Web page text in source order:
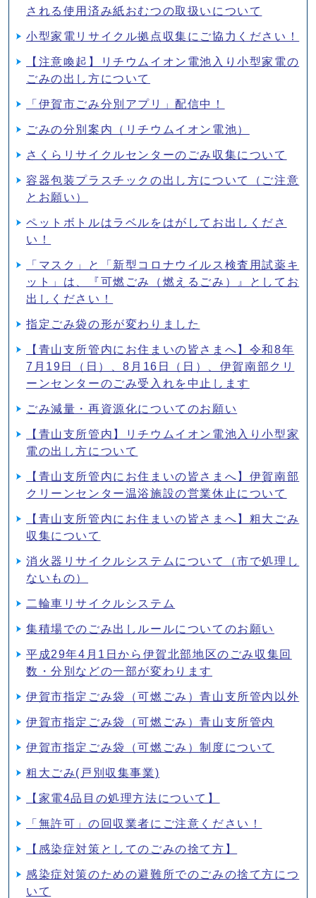
される使用済み紙おむつの取扱いについて
小型家電リサイクル拠点収集にご協力ください！
【注意喚起】リチウムイオン電池入り小型家電の
ごみの出し方について
「伊賀市ごみ分別アプリ」配信中！
ごみの分別案内（リチウムイオン電池）
さくらリサイクルセンターのごみ収集について
容器包装プラスチックの出し方について（ご注意
とお願い）
ペットボトルはラベルをはがしてお出しくださ
い！
「マスク」と「新型コロナウイルス検査用試薬キ
ット」は、『可燃ごみ（燃えるごみ）』としてお
出しください！
指定ごみ袋の形が変わりました
【青山支所管内にお住まいの皆さまへ】令和8年
7月19日（日）、8月16日（日）、伊賀南部クリ
ーンセンターのごみ受入れを中止します
ごみ減量・再資源化についてのお願い
【青山支所管内】リチウムイオン電池入り小型家
電の出し方について
【青山支所管内にお住まいの皆さまへ】伊賀南部
クリーンセンター温浴施設の営業休止について
【青山支所管内にお住まいの皆さまへ】粗大ごみ
収集について
消火器リサイクルシステムについて（市で処理し
ないもの）
二輪車リサイクルシステム
集積場でのごみ出しルールについてのお願い
平成29年4月1日から伊賀北部地区のごみ収集回
数・分別などの一部が変わります
伊賀市指定ごみ袋（可燃ごみ）青山支所管内以外
伊賀市指定ごみ袋（可燃ごみ）青山支所管内
伊賀市指定ごみ袋（可燃ごみ）制度について
粗大ごみ(戸別収集事業)
【家電4品目の処理方法について】
「無許可」の回収業者にご注意ください！
【感染症対策としてのごみの捨て方】
感染症対策のための避難所でのごみの捨て方につ
いて